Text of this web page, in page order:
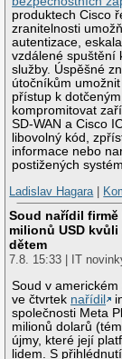
produktech Cisco
zranitelnosti
autentizace,
vzdálené spuštění
služby. Úspěšné
útočníkům
přístup k dotčeným
kompromitovat
SD-WAN a Cisco
libovolný kód,
informace nebo
postižených
Ladislav Hagara|
Soud nařídil firmě
milionů USD
dětem
7.8. 15:33 | IT
Soud v
ve čtvrtek nařídil
společnosti Meta
milionů dolarů
újmy, které její
lidem. S